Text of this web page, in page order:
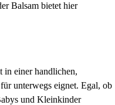
Balsam bietet hier
in einer handlichen,
unterwegs eignet. Egal, ob
und Kleinkinder